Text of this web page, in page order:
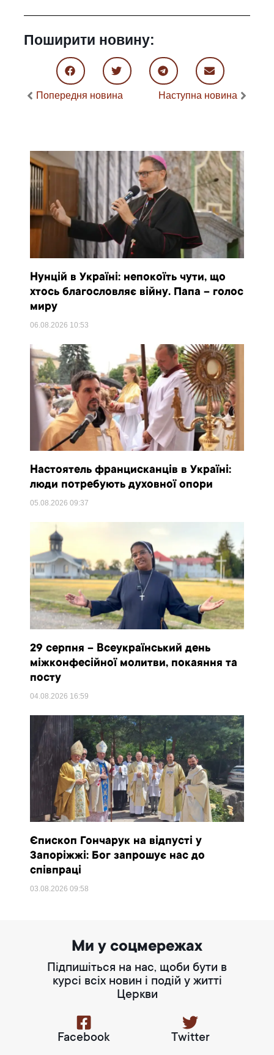
Поширити новину:
Попередня новина Наступна новина
Нунцій в Україні: непокоїть чути, що
хтось благословляє війну. Папа – голос
миру
06.08.2026 10:53
Настоятель францисканців в Україні:
люди потребують духовної опори
05.08.202609:37
29 серпня – Всеукраїнський день
міжконфесійної молитви, покаяння та
посту
04.08.2026 16:59
Єпископ Гончарук на відпусті у
Запоріжжі: Бог запрошує нас до
співпраці
03.08.202609:58
Ми у соцмережах
Підпишіться на нас, щоби бути в
курсі всіх новин і подій у житті
Церкви
Facebook Twitter